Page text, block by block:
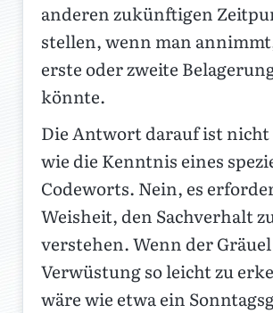
anderen zukünftigen
stellen, wenn man
erste oder zweite
könnte.
Die Antwort darauf ist nicht
wie die Kenntnis eines
Codeworts. Nein, es
Weisheit, den Sachverhalt
verstehen. Wenn der
Verwüstung so leicht zu
wäre wie etwa ein